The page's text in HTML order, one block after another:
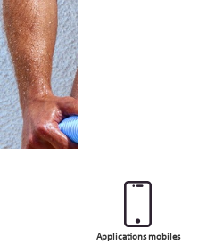
Applications mobiles